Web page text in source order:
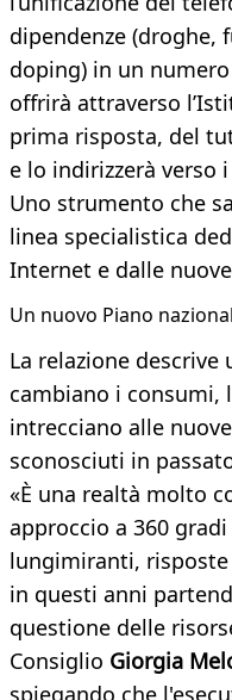
dipendenze (droghe,
doping) in un numero
offrirà attraverso
prima risposta, del
e lo indirizzerà verso
Uno strumento che
linea specialistica
Internet e dalle
Un nuovo Piano
La relazione descrive
cambiano i consumi,
intrecciano alle
sconosciuti in
«È una realtà molto
approccio a 360
lungimiranti,
in questi anni
questione delle
Consiglio Giorgia